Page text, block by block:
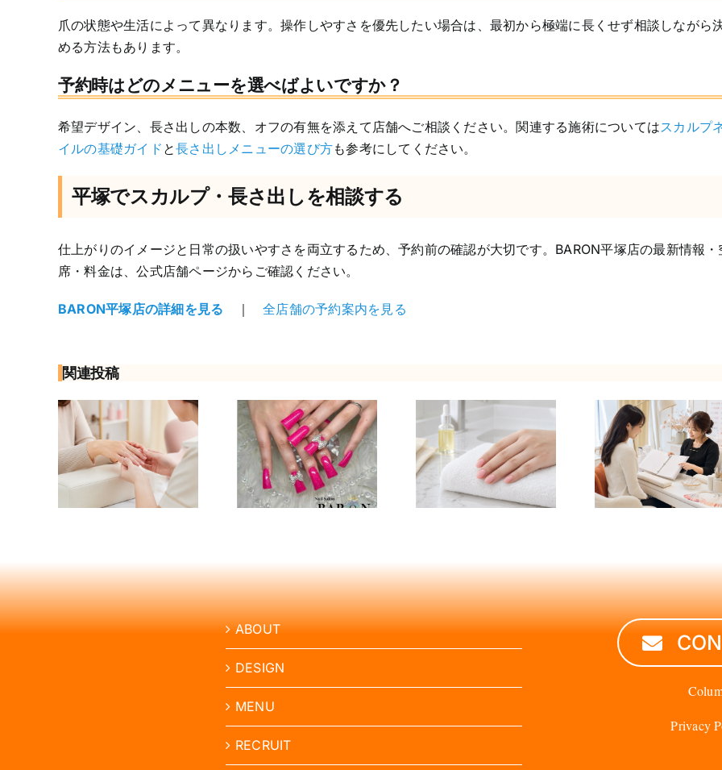
爪の状態や生活によって異なります。操作しやすさを優先したい場合は、最初から極端に長くせず相談しながら
める方法もあります。
予約時はどのメニューを選べばよいですか？
希望デザイン、長さ出しの本数、オフの有無を添えて店舗へご相談ください。関連する施術についてはスカルプ
イルの基礎ガイド と長さ出しメニューの選び方も参考にしてください。
平塚でスカルプ・長さ出しを相談する
仕上がりのイメージと日常の扱いやすさを両立するため、予約前の確認が大切です。BARON平塚店の最新情報・
席・料金は、公式店舗ページからご確認ください。
BARON平塚店の詳細を見る ｜全店舗の予約案内を見る
関連投稿
大きいネイル
パーツを長持
ちさせるに
は？引っかか
り・取れかけ
たときの対処
ジェルネイル
当日のお風呂
は大丈夫？水
仕事・サウ
ナ・保湿の注
サロン見学で
聞くこと12選
｜応募前の質
問チェックリ
ABOUT
DESIGN
MENU
RECRUIT
Privacy